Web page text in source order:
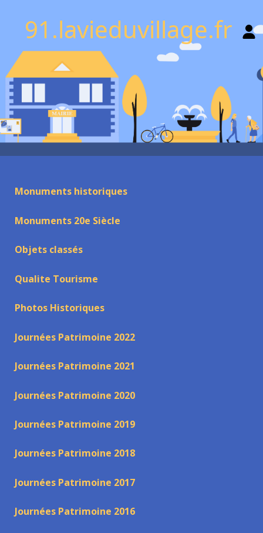
91.lavieduvillage.fr
Monuments historiques
Monuments 20e Siècle
Objets classés
Qualite Tourisme
Photos Historiques
Journées Patrimoine 2022
Journées Patrimoine 2021
Journées Patrimoine 2020
Journées Patrimoine 2019
Journées Patrimoine 2018
Journées Patrimoine 2017
Journées Patrimoine 2016